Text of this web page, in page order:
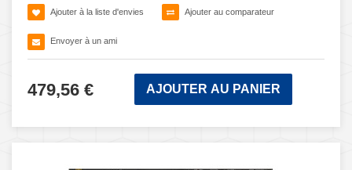
Ajouter à la liste d'envies Ajouter au comparateur
Envoyer à un ami
479,56 € AJOUTER AU PANIER